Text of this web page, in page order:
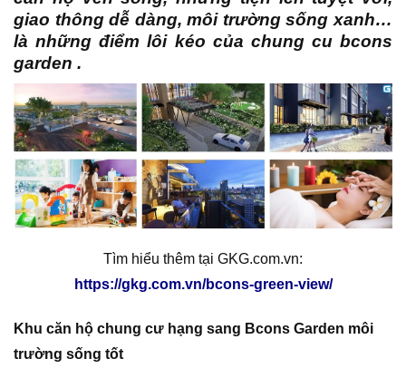
giao thông dễ dàng, môi trường sống xanh…
là những điểm lôi kéo của chung cu bcons
garden .
Tìm hiểu thêm tại GKG.com.vn:
https://gkg.com.vn/bcons-green-view/
Khu căn hộ chung cư hạng sang Bcons Garden môi
trường sống tốt